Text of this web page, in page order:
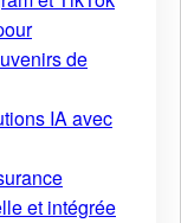
de
IA avec
et intégrée